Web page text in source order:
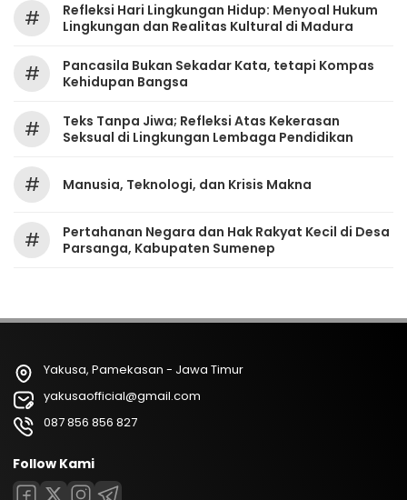
#
Refleksi Hari Lingkungan Hidup: Menyoal Hukum
Lingkungan dan Realitas Kultural di Madura
#
Pancasila Bukan Sekadar Kata, tetapi Kompas
Kehidupan Bangsa
#
Teks Tanpa Jiwa; Refleksi Atas Kekerasan
Seksual di Lingkungan Lembaga Pendidikan
# Manusia, Teknologi, dan Krisis Makna
#
Pertahanan Negara dan Hak Rakyat Kecil di Desa
Parsanga, Kabupaten Sumenep
Yakusa, Pamekasan - Jawa Timur
yakusaofficial@gmail.com
087 856 856 827
Follow Kami